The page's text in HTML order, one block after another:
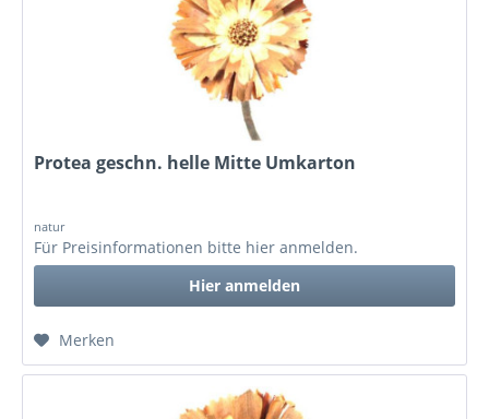
Protea geschn. helle Mitte Umkarton
natur
Für Preisinformationen bitte hier anmelden.
Hier anmelden
Merken